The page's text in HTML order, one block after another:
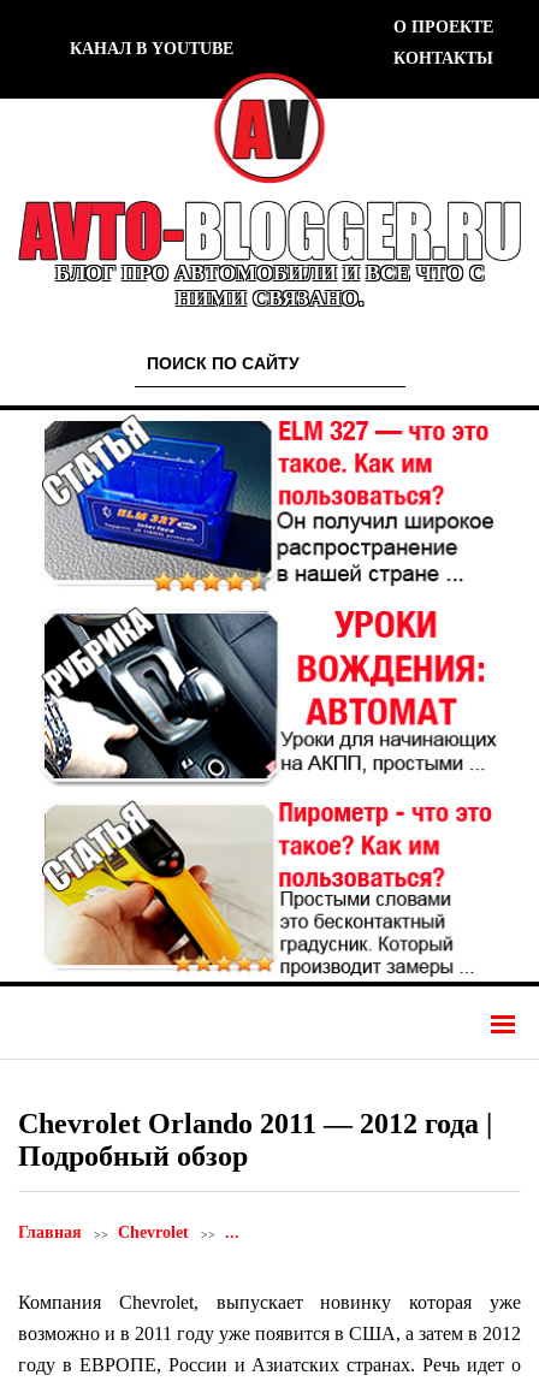
КАНАЛ В YOUTUBE
О ПРОЕКТЕ
КОНТАКТЫ
БЛОГ ПРО АВТОМОБИЛИ И ВСЕ ЧТО С
НИМИ СВЯЗАНО.
Chevrolet Orlando 2011 — 2012 года |
Подробный обзор
Главная Chevrolet ...
Компания Chevrolet, выпускает новинку которая уже
возможно и в 2011 году уже появится в США, а затем в 2012
году в ЕВРОПЕ, России и Азиатских странах. Речь идет о